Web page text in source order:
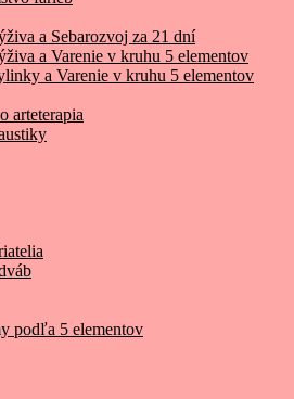
a Sebarozvoj za 21 dní
a Varenie v kruhu 5 elementov
a Varenie v kruhu 5 elementov
arteterapia
podľa 5 elementov